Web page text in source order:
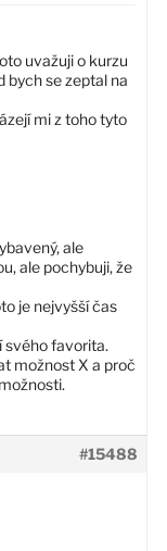
uvažuji o kurzu
bych se zeptal na
mi z toho tyto
ale
ale pochybuji, že
je nejvyšší čas
svého favorita.
možnost X a proč
#15488